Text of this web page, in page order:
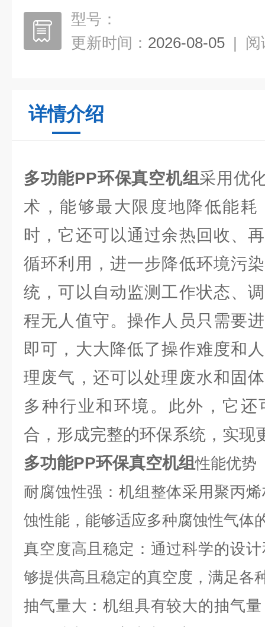
型号：
更新时间： 2026-08-05 | 阅
详情介绍
多功能PP环保真空机组 采用优
术，能够最大限度地降低能
时，它还可以通过余热回收、
循环利用，进一步降低环境污
统，可以自动监测工作状态、
程无人值守。操作人员只需要
即可，大大降低了操作难度和
理废气，还可以处理废水和固
多种行业和环境。此外，它
合，形成完整的环保系统，实现
多功能PP环保真空机组性能优势
耐腐蚀性强：机组整体采用聚丙
蚀性能，能够适应多种腐蚀性气体
真空度高且稳定：通过科学的设
够提供高且稳定的真空度，满足各
抽气量大：机组具有较大的抽气